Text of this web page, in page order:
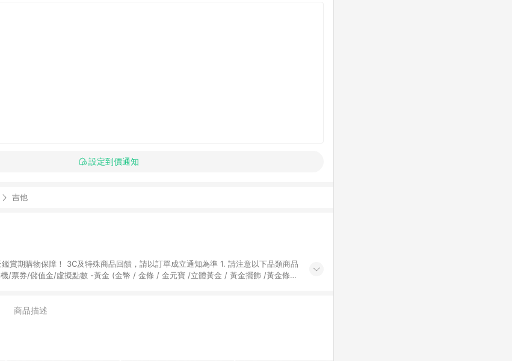
設定到價通知
吉他
物保障！ 3C及特殊商品回饋，請以訂單成立通知為準 1. 請注意以下品類商品
/票券/儲值金/虛擬點數 -黃金 (金幣 / 金條 / 金元寶 /立體黃金 / 黃金擺飾 /黃金條
店之商品：商品賣場中有標示「商店」及顯示商店名稱者(指定活動店家除外) 3. 訂
商品描述